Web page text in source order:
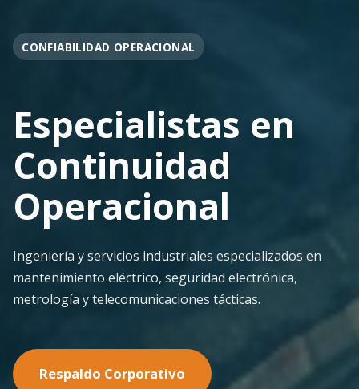
OPERACIÓN EN FAENA
Soporte
Operacional
Continuo
Despliegue ágil en terreno con los más altos
estándares de seguridad y calidad técnica para la
minería pesada.
Nuestras Soluciones